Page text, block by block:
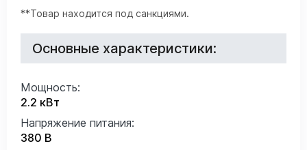
**Товар находится под санкциями.
Основные характеристики:
Мощность:
2.2 кВт
Напряжение питания:
380 В